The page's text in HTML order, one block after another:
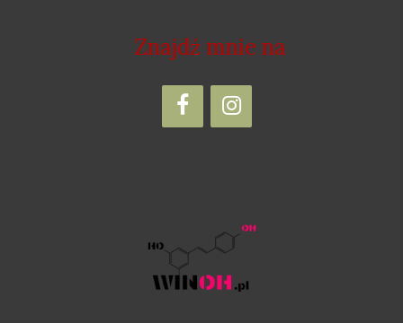
Znajdź mnie na